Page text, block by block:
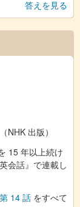
答えを見る
NHK 出版）
15 年以上続け
会話』で連載し
第 14 話 をすべて